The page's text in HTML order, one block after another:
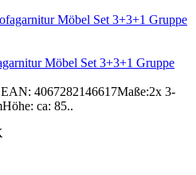
Möbel Set 3+3+1 Gruppe
4067282146617Maße:2x 3-
ca: 85..